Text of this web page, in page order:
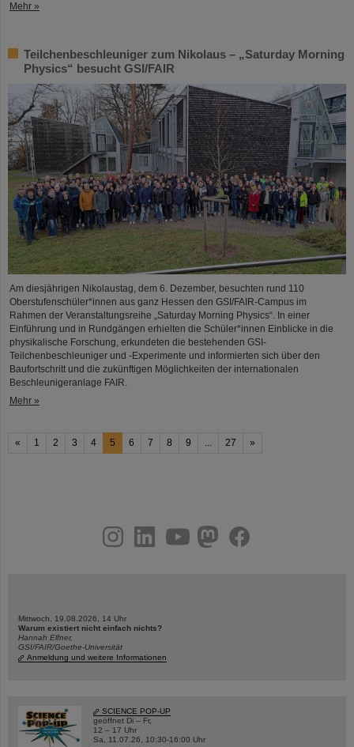
Mehr »
Teilchenbeschleuniger zum Nikolaus – „Saturday Morning
Physics“ besucht GSI/FAIR
Am diesjährigen Nikolaustag, dem 6. Dezember, besuchten rund 110
Oberstufenschüler*innen aus ganz Hessen den GSI/FAIR-Campus im
Rahmen der Veranstaltungsreihe „Saturday Morning Physics“. In einer
Einführung und in Rundgängen erhielten die Schüler*innen Einblicke in die
physikalische Forschung, erkundeten die bestehenden GSI-
Teilchenbeschleuniger und -Experimente und informierten sich über den
Baufortschritt und die zukünftigen Möglichkeiten der internationalen
Beschleunigeranlage FAIR.
Mehr »
« 1 2 3 4 5 6 7 8 9 27 »
youtubehelmholtz.socialfacebook
Mittwoch, 19.08.2026, 14 Uhr
Warum existiert nicht einfach nichts?
Hannah Elfner,
GSI/FAIR/Goethe-Universität
Anmeldung und weitere Informationen
SCIENCE POP-UP
geöffnet Di – Fr,
12 – 17 Uhr
Sa, 11.07.26, 10:30-16:00 Uhr